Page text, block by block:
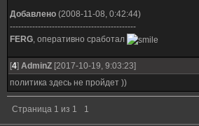
Добавлено (2008-11-08, 0:42:44)
---------------------------------------------
FERG, оперативно сработал
[4] AdminZ [2017-10-19, 9:03:23]
политика здесь не пройдет ))
Страница 1 из 1 1